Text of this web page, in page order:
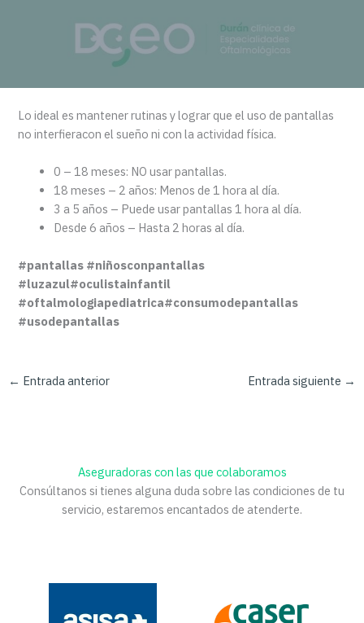
Lo ideal es mantener rutinas y lograr que el uso de pantallas
no interfieracon el sueño ni con la actividad física.
0 – 18 meses: NO usar pantallas.
18 meses – 2 años: Menos de 1 hora al día.
3 a 5 años – Puede usar pantallas 1 hora al día.
Desde 6 años – Hasta 2 horas al día.
#pantallas #niñosconpantallas
#luzazul#oculistainfantil
#oftalmologiapediatrica#consumodepantallas
#usodepantallas
← Entrada anterior Entrada siguiente →
Aseguradoras con las que colaboramos
Consúltanos si tienes alguna duda sobre las condiciones de tu
servicio, estaremos encantados de atenderte.